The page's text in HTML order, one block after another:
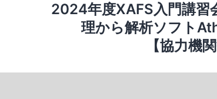
2024年度XAFS入門講
理から解析ソフト
【協力機